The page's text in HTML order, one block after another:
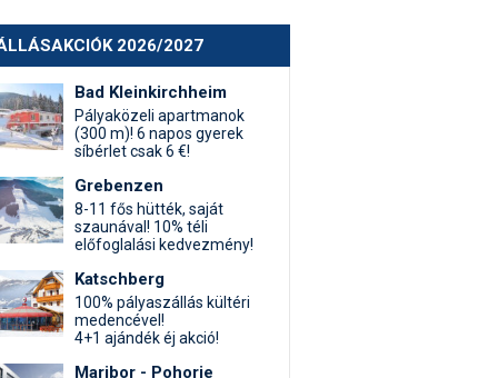
2026/2027
Bad Kleinkirchheim
Pályaközeli apartmanok
(300 m)! 6 napos gyerek
síbérlet csak 6 €!
Grebenzen
8-11 fős hütték, saját
szaunával! 10% téli
előfoglalási kedvezmény!
Katschberg
100% pályaszállás kültéri
medencével!
4+1 ajándék éj akció!
Maribor - Pohorje